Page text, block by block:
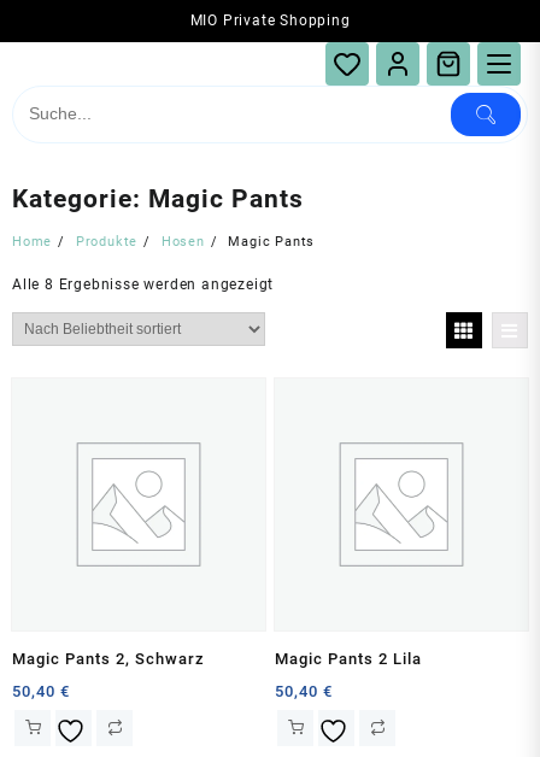
MIO Private Shopping
Kategorie: Magic Pants
Home Produkte Hosen Magic Pants
Alle 8 Ergebnisse werden angezeigt
Magic Pants 2, Schwarz
50,40 €
Magic Pants 2 Lila
50,40€